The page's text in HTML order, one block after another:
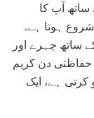
آپ کا
ہوتا ہے.
ساتھ چہرے اور
دن کریم
کرتی ہے، ایک